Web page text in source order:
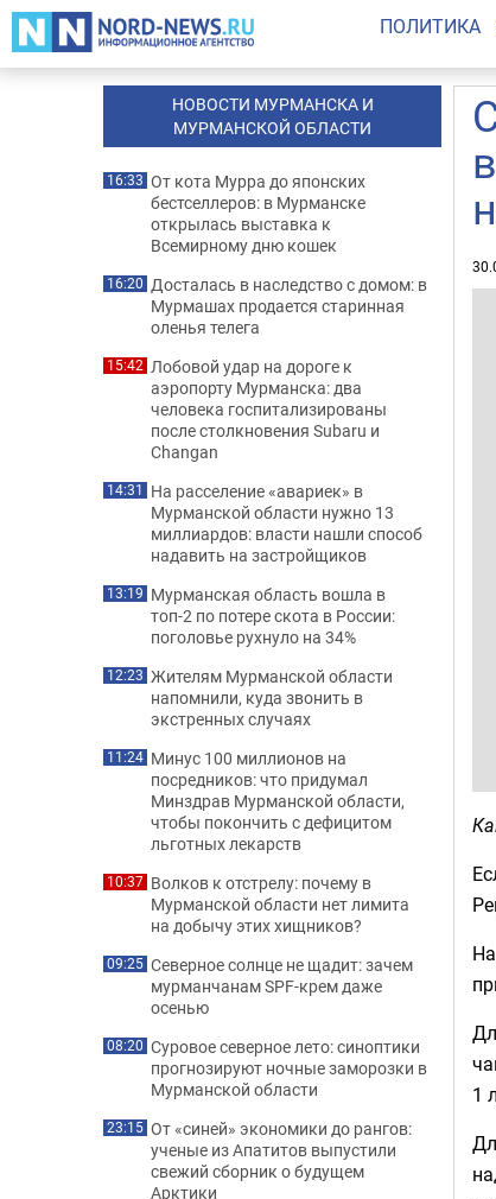
ПОЛИТИКА
1
НОВОСТИ МУРМАНСКА И
МУРМАНСКОЙ ОБЛАСТИ
16:33 От кота Мурра до японских
бестселлеров: в Мурманске
открылась выставка к
Всемирному дню кошек
16:20 Досталась в наследство с домом: в
Мурмашах продается старинная
оленья телега
15:42 Лобовой удар на дороге к
аэропорту Мурманска: два
человека госпитализированы
после столкновения Subaru и
Changan
14:31 На расселение «авариек» в
Мурманской области нужно 13
миллиардов: власти нашли способ
надавить на застройщиков
13:19 Мурманская область вошла в
топ-2 по потере скота в России:
поголовье рухнуло на 34%
12:23 Жителям Мурманской области
напомнили, куда звонить в
экстренных случаях
11:24 Минус 100 миллионов на
посредников: что придумал
Минздрав Мурманской области,
чтобы покончить с дефицитом
льготных лекарств
10:37 Волков к отстрелу: почему в
Мурманской области нет лимита
на добычу этих хищников?
09:25 Северное солнце не щадит: зачем
мурманчанам SPF-крем даже
осенью
08:20 Суровое северное лето: синоптики
прогнозируют ночные заморозки в
Мурманской области
23:15 От «синей» экономики до рангов:
ученые из Апатитов выпустили
свежий сборник о будущем
Арктики